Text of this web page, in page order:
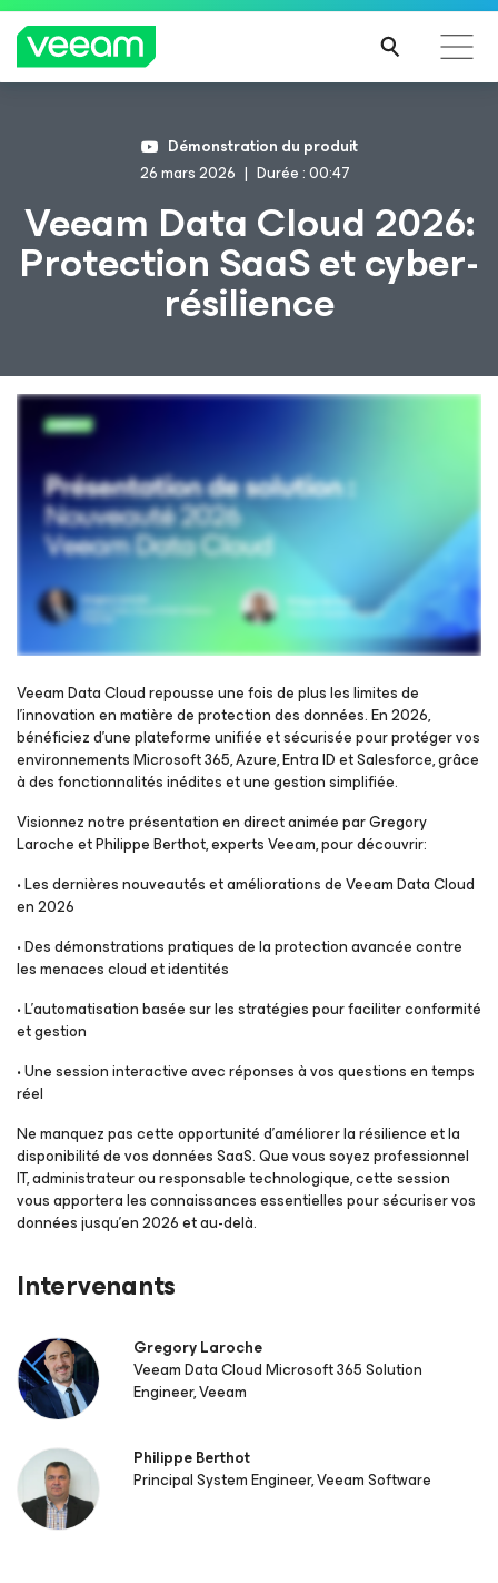
Recommandations de Veeam pour les clients
impactés par la mise à jour de CrowdStrike
LA
SUIT
E
Démonstration du produit
26 mars 2026
Durée : 00:47
Veeam Data Cloud 2026:
Protection SaaS et cyber-
résilience
Inscrivez-vous pour regarder le webinaire
Veeam Data Cloud repousse une fois de plus les limites de
l’innovation en matière de protection des données. En 2026,
bénéficiez d’une plateforme unifiée et sécurisée pour protéger vos
environnements Microsoft 365, Azure, Entra ID et Salesforce, grâce
à des fonctionnalités inédites et une gestion simplifiée.
Visionnez notre présentation en direct animée par Gregory
Laroche et Philippe Berthot, experts Veeam, pour découvrir:
• Les dernières nouveautés et améliorations de Veeam Data Cloud
en 2026
• Des démonstrations pratiques de la protection avancée contre
les menaces cloud et identités
• L’automatisation basée sur les stratégies pour faciliter conformité
et gestion
• Une session interactive avec réponses à vos questions en temps
réel
Ne manquez pas cette opportunité d’améliorer la résilience et la
disponibilité de vos données SaaS. Que vous soyez professionnel
IT, administrateur ou responsable technologique, cette session
vous apportera les connaissances essentielles pour sécuriser vos
données jusqu’en 2026 et au-delà.
Intervenants
Gregory Laroche
Veeam Data Cloud Microsoft 365 Solution
Engineer, Veeam
Philippe Berthot
Principal System Engineer, Veeam Software